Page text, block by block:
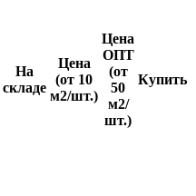
На
складе
Цена
(от 10
м2/шт.)
Цена
ОПТ
(от
50
м2/
шт.)
Купить